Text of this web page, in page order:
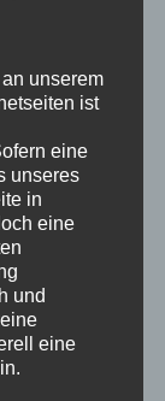
unserem
ist
eine
unseres
in
eine
und
eine